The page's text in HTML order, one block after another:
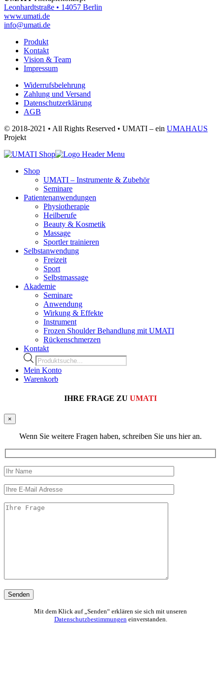
Leonhardtstraße • 14057 Berlin
www.umati.de
info@umati.de
Produkt
Kontakt
Vision & Team
Impressum
Widerrufsbelehrung
Zahlung und Versand
Datenschutzerklärung
AGB
© 2018-2021 • All Rights Reserved • UMATI – ein UMAHAUS
Projekt
Shop
UMATI – Instrumente & Zubehör
Seminare
Patientenanwendungen
Physiotherapie
Heilberufe
Beauty & Kosmetik
Massage
Sportler trainieren
Selbstanwendung
Freizeit
Sport
Selbstmassage
Akademie
Seminare
Anwendung
Wirkung & Effekte
Instrument
Frozen Shoulder Behandlung mit UMATI
Rückenschmerzen
Kontakt
Products
search
Mein Konto
Warenkorb
IHRE FRAGE ZU UMATI
×
Wenn Sie weitere Fragen haben, schreiben Sie uns hier an.
Mit dem Klick auf „Senden“ erklären sie sich mit unseren
Datenschutzbestimmungeneinverstanden.